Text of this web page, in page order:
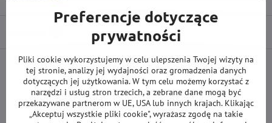
FacebookTwitter BlueskyPinterestReddit LinkedInWhatsApp
E-
mail
Poprzedni produkt Następny produkt
Preferencje dotyczące
prywatności
Pliki cookie wykorzystujemy w celu ulepszenia Twojej wizyty na
tej stronie, analizy jej wydajności oraz gromadzenia danych
dotyczących jej użytkowania. W tym celu możemy korzystać z
narzędzi i usług stron trzecich, a zebrane dane mogą być
przekazywane partnerom w UE, USA lub innych krajach. Klikając
„Akceptuj wszystkie pliki cookie", wyrażasz zgodę na takie